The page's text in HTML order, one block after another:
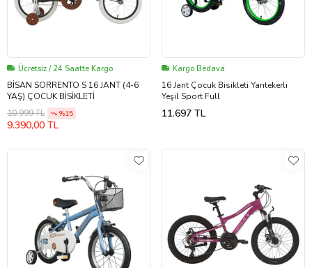
Ücretsiz / 24 Saatte Kargo
BİSAN SORRENTO S 16 JANT (4-6
YAŞ) ÇOCUK BİSİKLETİ
10.999 TL
%15
9.390,00 TL
Kargo Bedava
16 Jant Çocuk Bisikleti Yantekerli
Yeşil Sport Full
11.697 TL